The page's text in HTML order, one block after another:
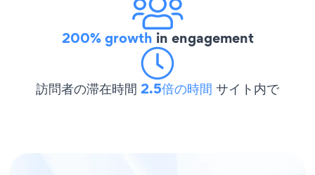
200% growth in engagement
訪問者の滞在時間 2.5倍の時間 サイト内で